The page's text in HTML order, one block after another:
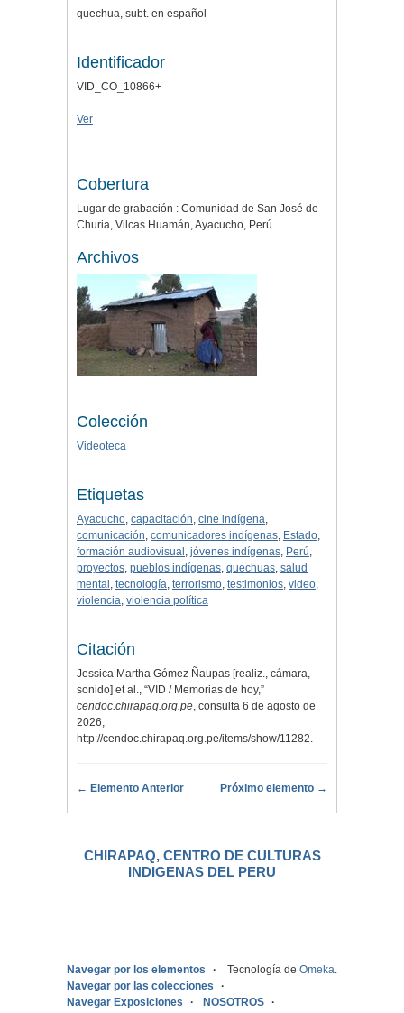
quechua, subt. en español
Identificador
VID_CO_10866+
Ver
Cobertura
Lugar de grabación : Comunidad de San José de
Churia, Vilcas Huamán, Ayacucho, Perú
Archivos
Colección
Videoteca
Etiquetas
Ayacucho, capacitación, cine indígena,
comunicación, comunicadores indígenas, Estado,
formación audiovisual , jóvenes indígenas, Perú,
proyectos, pueblos indígenas, quechuas, salud
mental , tecnología, terrorismo, testimonios, video,
violencia, violencia política
Citación
Jessica Martha Gómez Ñaupas [realiz., cámara,
sonido] et al., “VID / Memorias de hoy,”
cendoc.chirapaq.org.pe, consulta 6 de agosto de
2026,
http://cendoc.chirapaq.org.pe/items/show/11282.
← Elemento Anterior Próximo elemento →
CHIRAPAQ, CENTRO DE CULTURAS
INDIGENAS DEL PERU
Navegar por los elementos
Navegar por las colecciones
Navegar Exposiciones
NOSOTROS
Tecnología de Omeka.